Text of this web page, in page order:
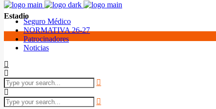
Seguro Médico
NORMATIVA 26-27
Patrocinadores
Noticias
Estadio